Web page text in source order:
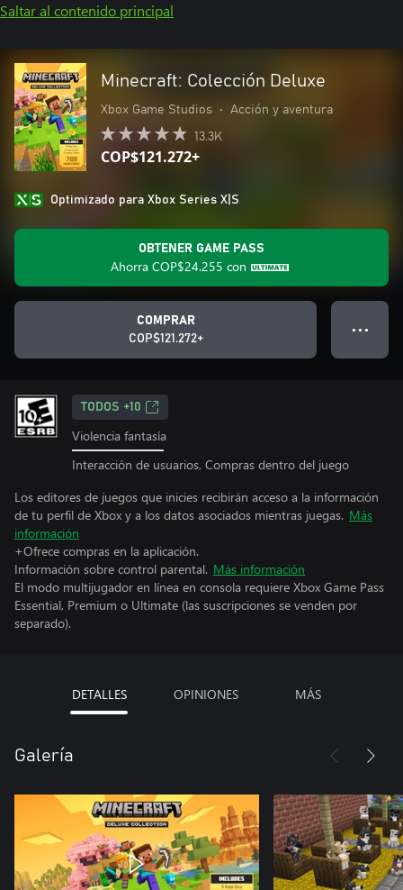
Saltar al contenido principal
Minecraft: Colección Deluxe
Xbox Game Studios • Acción y aventura
13.3K
COP$121.272+
Optimizado para Xbox Series X|S
OBTENER GAME PASS
Ahorra COP$24.255 con
COMPRAR
COP$121.272+
● ● ●
TODOS +10
Violencia fantasía
Interacción de usuarios, Compras dentro del juego
Los editores de juegos que inicies recibirán acceso a la información
de tu perfil de Xbox y a los datos asociados mientras juegas. Más
información
+Ofrece compras en la aplicación.
Información sobre control parental. Más información
El modo multijugador en línea en consola requiere Xbox Game Pass
Essential, Premium o Ultimate (las suscripciones se venden por
separado).
DETALLES OPINIONES MÁS
Galería